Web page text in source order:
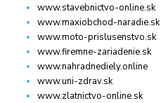
www.stavebnictvo-online.sk
www.maxiobchod-naradie.sk
www.moto-prislusenstvo.sk
www.firemne-zariadenie.sk
www.nahradnediely.online
www.uni-zdrav.sk
www.zlatnictvo-online.sk